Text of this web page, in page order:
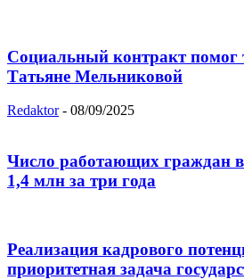
Социальный контракт помог
Татьяне Мельниковой
Redaktor - 08/09/2025
Число работающих граждан
1,4 млн за три года
Реализация кадрового
приоритетная задача